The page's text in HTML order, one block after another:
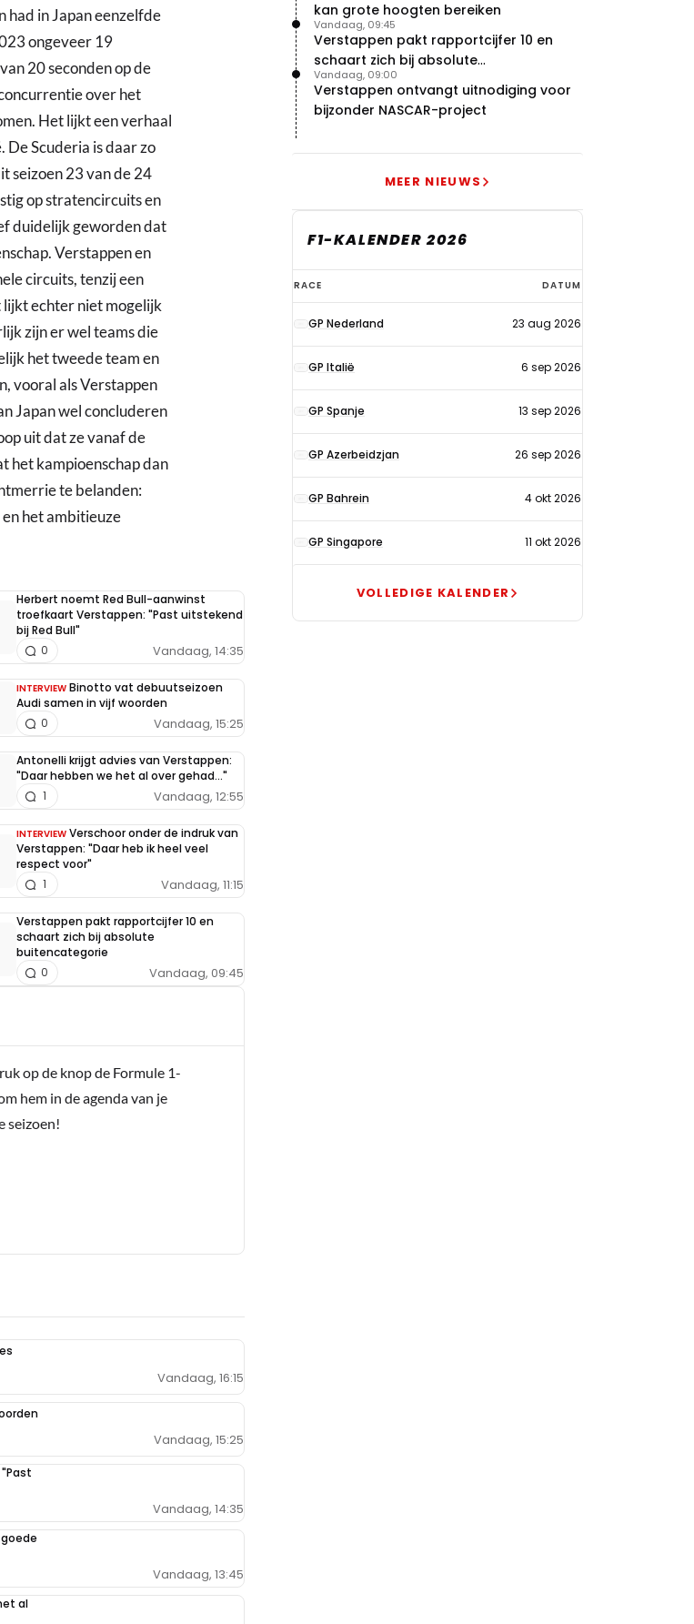
had in Japan eenzelfde
ongeveer 19
20 seconden op de
over het
Het lijkt een verhaal
Scuderia is daar zo
seizoen 23 van de 24
op stratencircuits en
duidelijk geworden dat
Verstappen en
circuits, tenzij een
echter niet mogelijk
zijn er wel teams die
het tweede team en
vooral als Verstappen
Japan wel concluderen
uit dat ze vanaf de
het kampioenschap dan
te belanden:
het ambitieuze
Herbert noemt Red Bull-aanwinst
troefkaart Verstappen: "Past uitstekend
bij Red Bull"
Vandaag, 14:35
0
INTERVIEW Binotto vat debuutseizoen
Audi samen in vijf woorden
Vandaag, 15:25
0
Antonelli krijgt advies van Verstappen:
"Daar hebben we het al over gehad..."
Vandaag, 12:55
1
INTERVIEW Verschoor onder de indruk van
Verstappen: "Daar heb ik heel veel
respect voor"
Vandaag, 11:15
1
Verstappen pakt rapportcijfer 10 en
schaart zich bij absolute
buitencategorie
Vandaag, 09:45
0
op de knop de Formule 1-
hem in de agenda van je
seizoen!
Vandaag, 16:15
Vandaag, 15:25
Vandaag, 14:35
Vandaag, 13:45
al
kan grote hoogten bereiken
Verstappen pakt rapportcijfer 10 en
schaart zich bij absolute
buitencategorie
Vandaag, 09:45
Verstappen ontvangt uitnodiging voor
bijzonder NASCAR-project
Vandaag, 09:00
MEER NIEUWS
F1-KALENDER 2026
F1-
kalender
2026
RACE DATUM
GP Nederland 23 aug 2026
GP Italië 6 sep 2026
GP Spanje 13 sep 2026
GP Azerbeidzjan 26 sep 2026
GP Bahrein 4 okt 2026
GP Singapore 11 okt 2026
VOLLEDIGE KALENDER